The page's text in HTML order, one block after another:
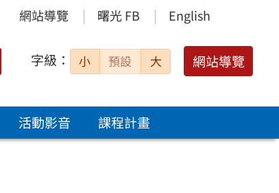
網站導覽 曙光 FB English
搜
字級： 小 預設 大 網站導覽
活動影音
課程計畫